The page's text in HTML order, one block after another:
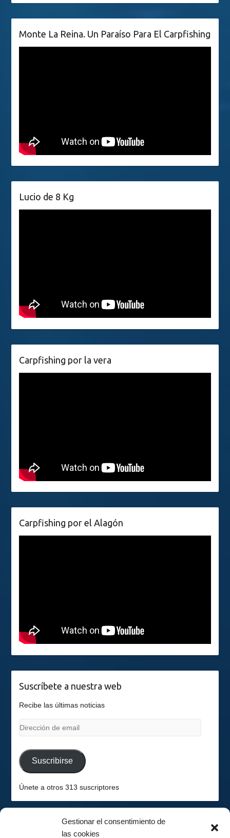
Gestionar el consentimiento de
las cookies
Monte La Reina. Un Paraíso Para El Carpfishing
Lucio de 8 Kg
Carpfishing por la vera
Carpfishing por el Alagón
Suscríbete a nuestra web
Recibe las últimas noticias
Dirección
email
Suscribirse
Únete a otros 313 suscriptores